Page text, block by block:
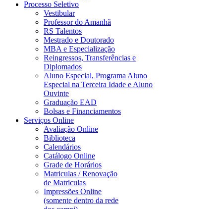
Processo Seletivo
Vestibular
Professor do Amanhã
RS Talentos
Mestrado e Doutorado
MBA e Especialização
Reingressos, Transferências e
Diplomados
Aluno Especial, Programa Aluno
Especial na Terceira Idade e Aluno
Ouvinte
Graduação EAD
Bolsas e Financiamentos
Serviços Online
Avaliação Online
Biblioteca
Calendários
Catálogo Online
Grade de Horários
Matriculas / Renovação
de Matriculas
Impressões Online
(somente dentro da rede